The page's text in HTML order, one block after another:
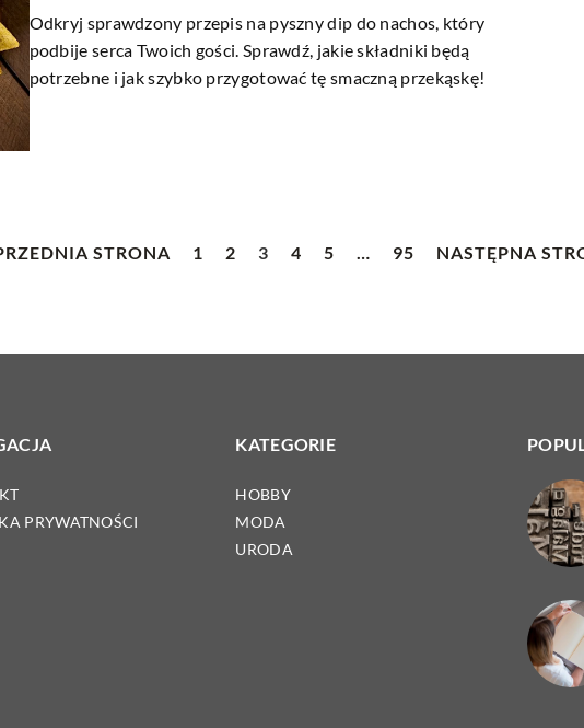
Odkryj sprawdzony przepis na pyszny dip do nachos, który
podbije serca Twoich gości. Sprawdź, jakie składniki będą
potrzebne i jak szybko przygotować tę smaczną przekąskę!
STRONA 1 2 3 4 5 95 NASTĘPNA
PRYWATNOŚCI
KATEGORIE
HOBBY
MODA
URODA